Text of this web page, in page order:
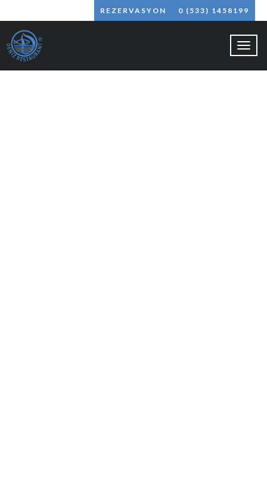
REZERVASYON 0 (533) 1458199